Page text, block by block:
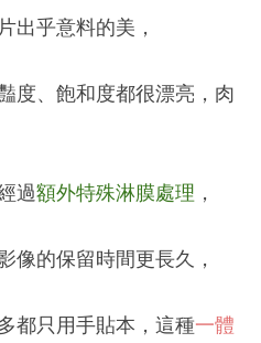
出乎意料的美，
度、飽和度都很漂亮，肉
過額外特殊淋膜處理 ，
像的保留時間更長久，
都只用手貼本，這種一體